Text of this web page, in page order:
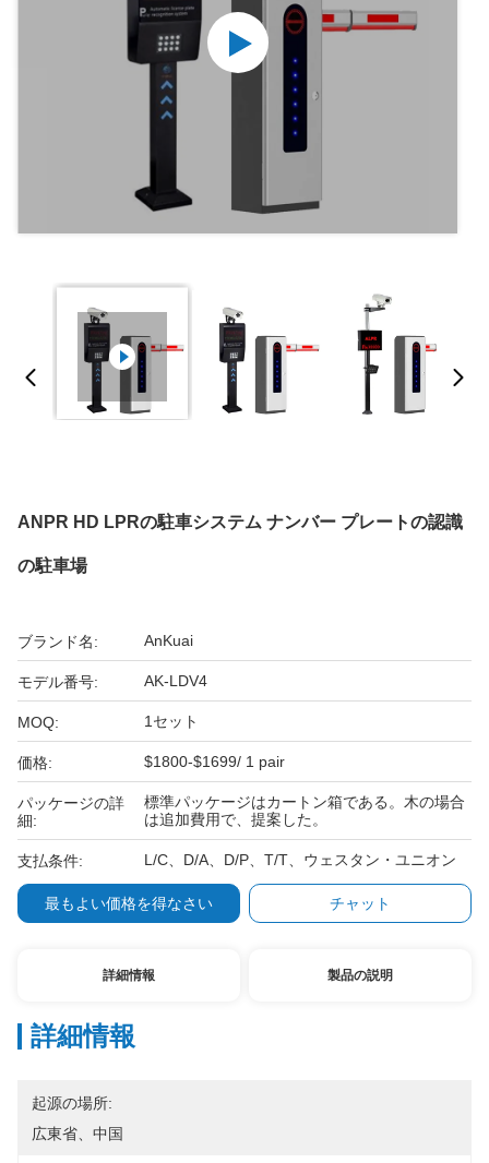
ANPR HD LPRの駐車システム ナンバー プレートの認識
の駐車場
ブランド名: AnKuai
モデル番号: AK-LDV4
MOQ: 1セット
価格: $1800-$1699/ 1 pair
パッケージの詳
細:
標準パッケージはカートン箱である。木の場合
は追加費用で、提案した。
支払条件: L/C、D/A、D/P、T/T、ウェスタン・ユニオン
最もよい価格を得なさい チャット
詳細情報 製品の説明
詳細情報
起源の場所:
広東省、中国